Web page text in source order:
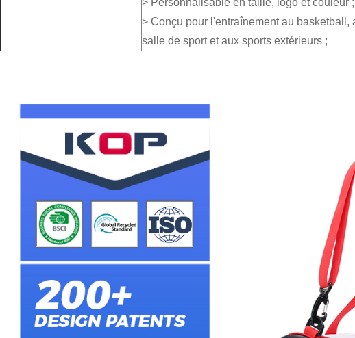
> Personnalisable en taille, logo et couleur ;
> Conçu pour l'entraînement au
salle de sport et aux sports extérieurs ;